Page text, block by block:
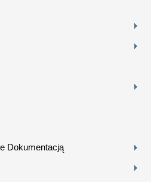
Dokumentacją